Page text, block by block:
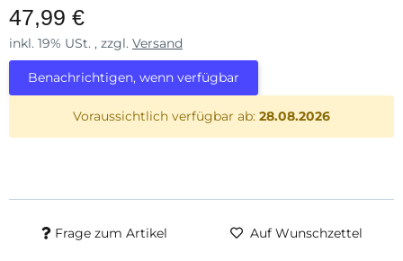
47,99 €
inkl. 19% USt. , zzgl. Versand
Benachrichtigen, wenn verfügbar
Voraussichtlich verfügbar ab: 28.08.2026
Frage zum Artikel Auf Wunschzettel